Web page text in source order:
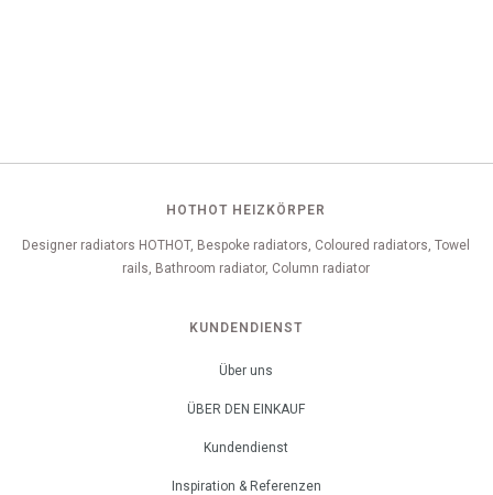
HOTHOT HEIZKÖRPER
Designer radiators HOTHOT, Bespoke radiators, Coloured radiators, Towel
rails, Bathroom radiator, Column radiator
KUNDENDIENST
Über uns
ÜBER DEN EINKAUF
Kundendienst
Inspiration & Referenzen